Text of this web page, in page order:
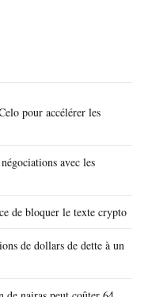
pour accélérer les
avec les
de bloquer le texte crypto
de dollars de dette à un